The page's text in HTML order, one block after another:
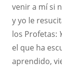
venir a mí si
y yo le
los Profetas:
el que ha
aprendido,